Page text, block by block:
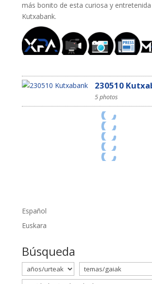
más bonito de esta curiosa y
Kutxabank.
230510
5 photos
Español
Euskara
Búsqueda